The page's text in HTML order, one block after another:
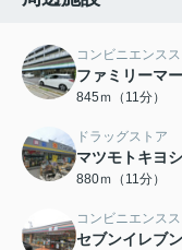
コンビニエンス
ファミリーマ
845ｍ（11分）
ドラッグストア
マツモトキヨ
880ｍ（11分）
コンビニエンス
セブンイレブ